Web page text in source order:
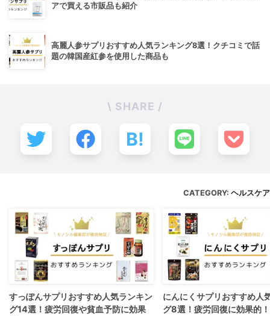
アで買える市販品も紹介
高麗人参サプリおすすめ人気ランキング8選！クチコミで話
題の韓国産紅参を使用した商品も
\ SHARE /
B!
CATEGORY: ヘルスケア
すっぽんサプリおすすめ人気ランキン
グ14選！疲労回復や貧血予防に効果
にんにくサプリおすすめ人
グ8選！疲労回復に効果的！